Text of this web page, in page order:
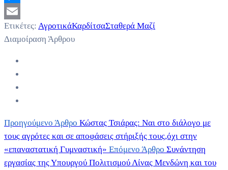
Messenger
Email
Ετικέτες: ΑγροτικάΚαρδίτσαΣταθερά Μαζί
Διαμοίραση Άρθρου
Προηγούμενο Άρθρο Κώστας Τσιάρας: Ναι στο διάλογο με
τους αγρότες και σε αποφάσεις στήριξής τους,όχι στην
«επαναστατική Γυμναστική» Επόμενο Άρθρο Συνάντηση
εργασίας της Υπουργού Πολιτισμού Λίνας Μενδώνη και του